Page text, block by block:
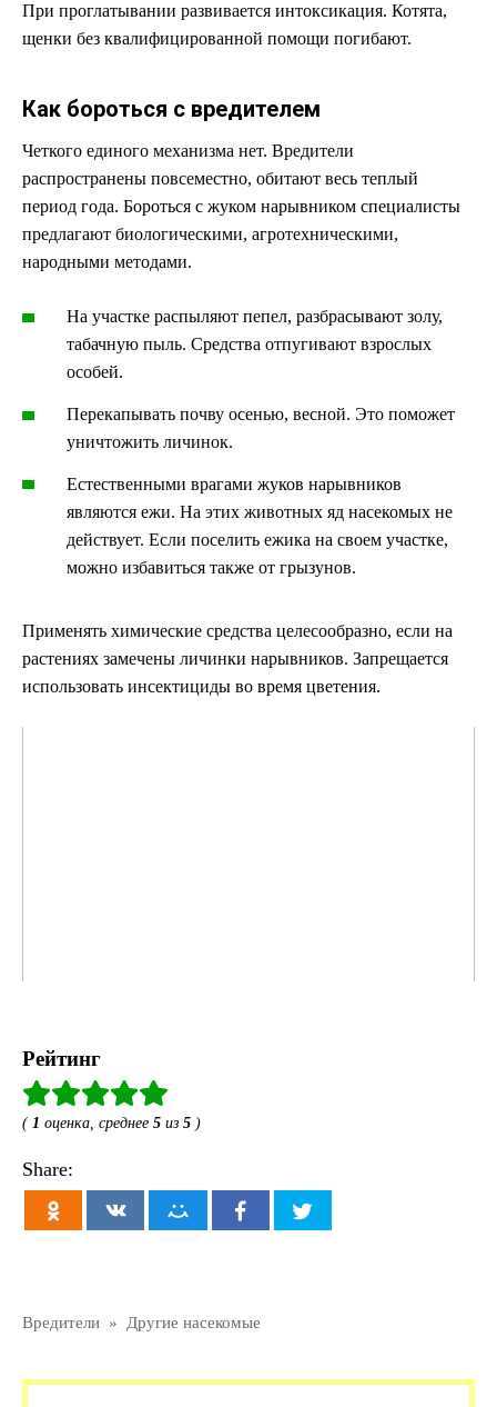
При проглатывании развивается интоксикация. Котята,
щенки без квалифицированной помощи погибают.
Как бороться с вредителем
Четкого единого механизма нет. Вредители
распространены повсеместно, обитают весь теплый
период года. Бороться с жуком нарывником специалисты
предлагают биологическими, агротехническими,
народными методами.
На участке распыляют пепел, разбрасывают золу,
табачную пыль. Средства отпугивают взрослых
особей.
Перекапывать почву осенью, весной. Это поможет
уничтожить личинок.
Естественными врагами жуков нарывников
являются ежи. На этих животных яд насекомых не
действует. Если поселить ежика на своем участке,
можно избавиться также от грызунов.
Применять химические средства целесообразно, если на
растениях замечены личинки нарывников. Запрещается
использовать инсектициды во время цветения.
Рейтинг
(1 оценка, среднее 5 из 5 )
Share:
Вредители » Другие насекомые